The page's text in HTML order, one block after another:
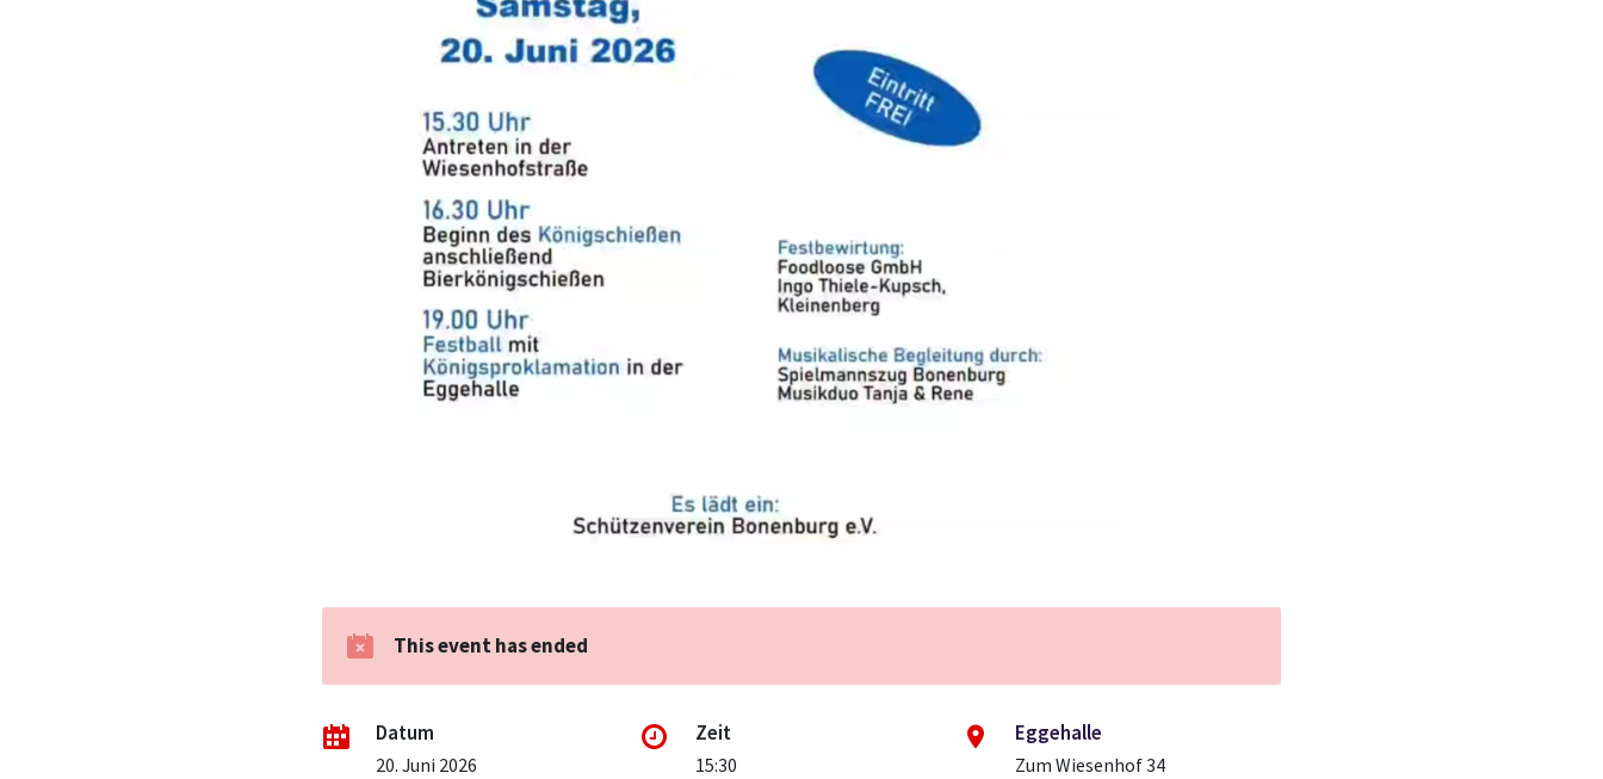
This event has ended
Datum
20. Juni 2026
Zeit
15:30
Eggehalle
Zum Wiesenhof 34